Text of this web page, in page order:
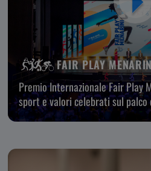
FAIR PLAY
Premio Internazionale Fair Play
sport e valori celebrati sul palco
Fiorentino